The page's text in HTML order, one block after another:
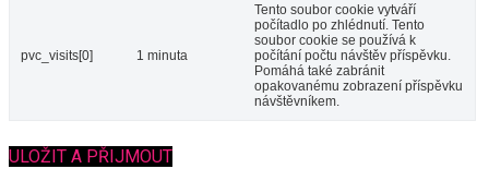
pvc_visits[0] 1 minuta
Tento soubor cookie vytváří
počítadlo po zhlédnutí. Tento
soubor cookie se používá k
počítání počtu návštěv příspěvku.
Pomáhá také zabránit
opakovanému zobrazení příspěvku
návštěvníkem.
ULOŽIT A PŘIJMOUT